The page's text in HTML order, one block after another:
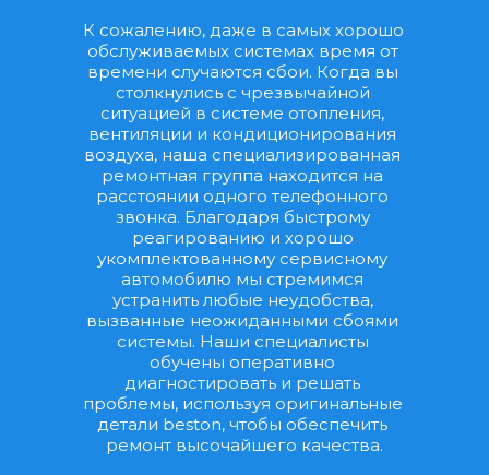
К сожалению, даже в самых хорошо
обслуживаемых системах время от
времени случаются сбои. Когда вы
столкнулись с чрезвычайной
ситуацией в системе отопления,
вентиляции и кондиционирования
воздуха, наша специализированная
ремонтная группа находится на
расстоянии одного телефонного
звонка. Благодаря быстрому
реагированию и хорошо
укомплектованному сервисному
автомобилю мы стремимся
устранить любые неудобства,
вызванные неожиданными сбоями
системы. Наши специалисты
обучены оперативно
диагностировать и решать
проблемы, используя оригинальные
детали beston, чтобы обеспечить
ремонт высочайшего качества.